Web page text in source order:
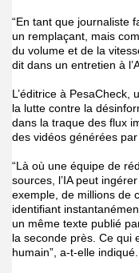
“En tant que journaliste
un remplaçant, mais
du volume et de la
dit dans un entretien à
L’éditrice à PesaCheck,
la lutte contre la
dans la traque des flux
des vidéos générées par
“Là où une équipe de
sources, l’IA peut
exemple, de millions de
identifiant
un même texte publié
la seconde près. Ce qui
humain”, a-t-elle indiqué.